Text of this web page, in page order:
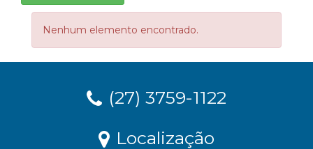
Nenhum elemento encontrado.
(27) 3759-1122
Localização